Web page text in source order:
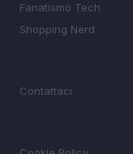
Fanatismo Tech
Shopping Nerd
Contattaci